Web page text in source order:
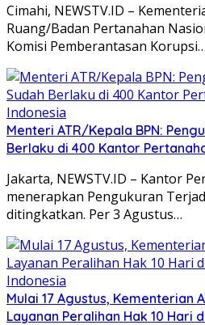
Cimahi, NEWSTV.ID –
Ruang/Badan Pertanahan
Komisi Pemberantasan Korupsi…
Menteri ATR/Kepala BPN:
Berlaku di 400 Kantor
Jakarta, NEWSTV.ID – Kantor
menerapkan Pengukuran
ditingkatkan. Per 3 Agustus…
Mulai 17 Agustus, Kementerian
Layanan Peralihan Hak 10 Hari